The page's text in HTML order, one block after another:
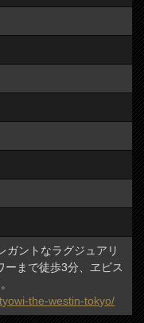
ガントなラグジュアリ
ーまで徒歩3分、ヱビス
the-westin-tokyo/